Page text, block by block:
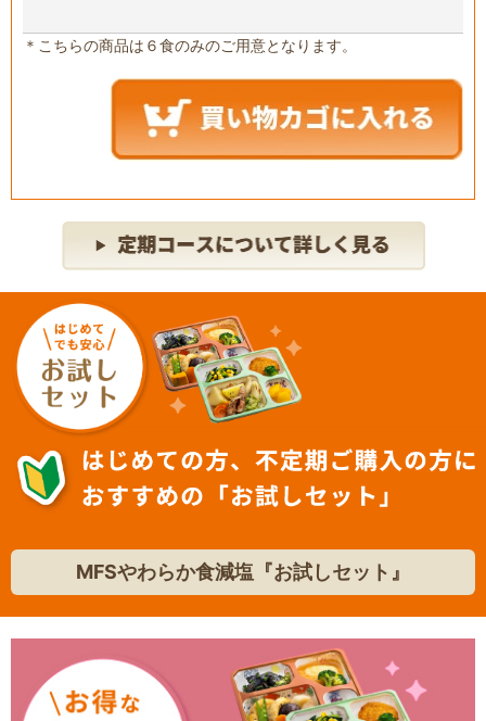
＊こちらの商品は６食のみのご用意となります。
MFSやわらか食減塩『︎お試しセット』